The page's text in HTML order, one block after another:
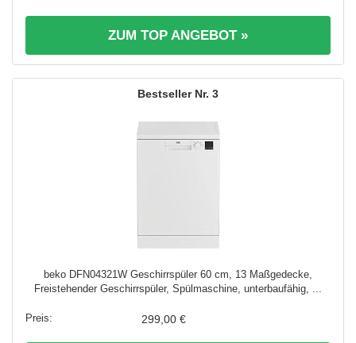
ZUM TOP ANGEBOT »
3
beko DFN04321W Geschirrspüler 60 cm, 13 Maßgedecke,
Freistehender Geschirrspüler, Spülmaschine, unterbaufähig, ...
299,00 €